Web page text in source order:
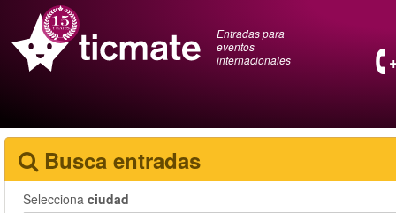
Entradas para
eventos
internacionales
Busca entradas
Selecciona ciudad